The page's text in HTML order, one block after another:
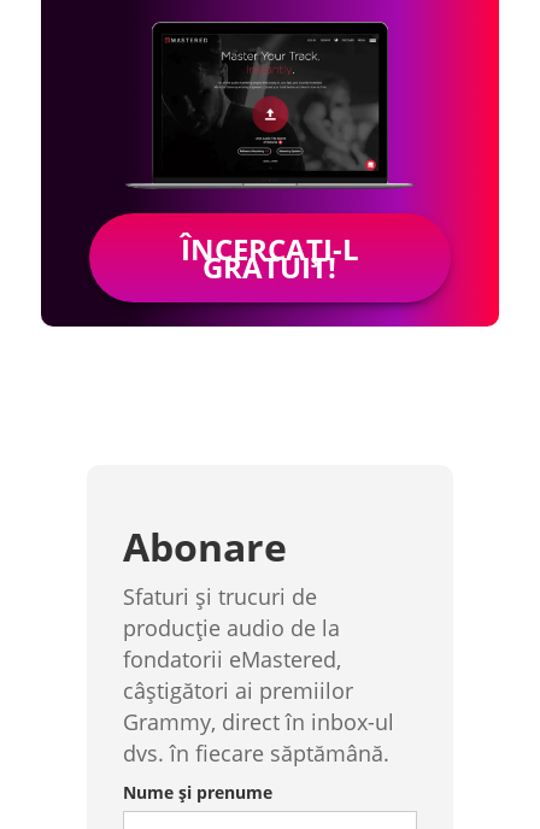
ÎNCERCAȚI-L
GRATUIT!
Abonare
Sfaturi și trucuri de
producție audio de la
fondatorii eMastered,
câștigători ai premiilor
Grammy, direct în inbox-ul
dvs. în fiecare săptămână.
Nume și prenume